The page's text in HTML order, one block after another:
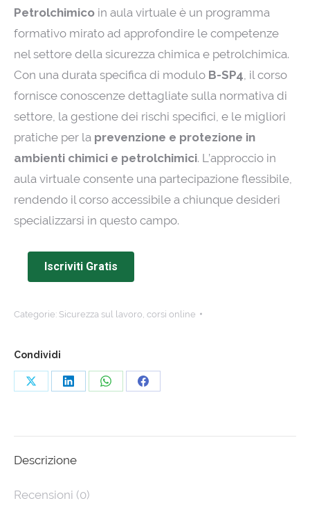
Petrolchimico in aula virtuale è un programma
formativo mirato ad approfondire le competenze
nel settore della sicurezza chimica e petrolchimica.
Con una durata specifica di modulo B-SP4 , il corso
fornisce conoscenze dettagliate sulla normativa di
settore, la gestione dei rischi specifici, e le migliori
pratiche per la prevenzione e protezione in
ambienti chimici e petrolchimici. L’approccio in
aula virtuale consente una partecipazione flessibile,
rendendo il corso accessibile a chiunque desideri
specializzarsi in questo campo.
Iscriviti Gratis
Categorie: Sicurezza sul lavoro corsi online
Condividi
Share Share Share Share
Descrizione
Recensioni (0)